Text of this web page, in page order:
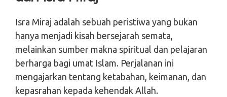
Isra Miraj adalah sebuah peristiwa yang bukan
hanya menjadi kisah bersejarah semata,
melainkan sumber makna spiritual dan pelajaran
berharga bagi umat Islam. Perjalanan ini
mengajarkan tentang ketabahan, keimanan, dan
kepasrahan kepada kehendak Allah.